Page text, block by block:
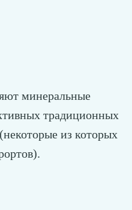
минеральные
традиционных
из которых